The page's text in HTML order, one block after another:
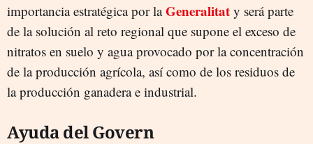
importancia estratégica por laGeneralitat y será parte
de la solución al reto regional que supone el exceso de
nitratos en suelo y agua provocado por la concentración
de la producción agrícola, así como de los residuos de
la producción ganadera e industrial.
Ayuda del Govern